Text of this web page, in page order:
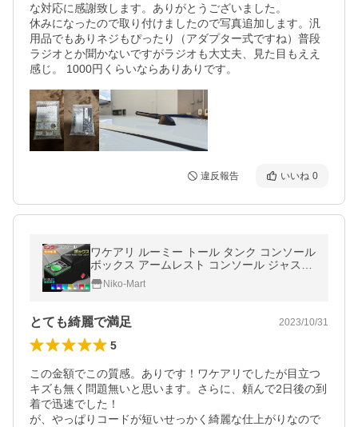
な対応に感謝致します。ありがとうございました。
休みになったので取り付けましたので写真追加します。汎
用品でもありネジもぴったり（アダプター式ですね）普段
ラジオとか聞かないですがラジオも大丈夫、見た目もええ
感じ。 1000円くらいならありありです。
違反報告 いいね 0
ワケアリ ルーミー トール タンク コンソール
ボックス アームレスト コンソール ジャステ
ィ― 900系 前後期 肘置き トレイ 収納ボック
ス 傷あり
Niko-Mart
とても綺麗で満足 2023/10/31
5
この金額でこの質感。ありです！ワケアリでしたが目立つ
キズも無く問題無いと思います。さらに、頼んで2日後の到
着で迅速でした！
が、やっぱりコードが短いせっかく綺麗な仕上がりなので